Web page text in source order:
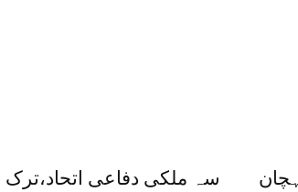
سہ ملکی دفاعی اتحاد،ترک